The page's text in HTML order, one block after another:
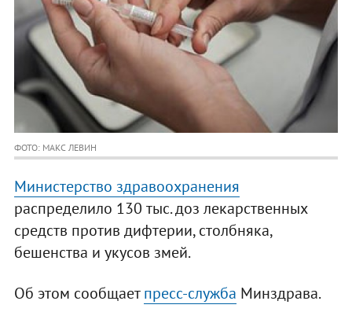
ФОТО: МАКС ЛЕВИН
Министерство здравоохранения
распределило 130 тыс. доз лекарственных
средств против дифтерии, столбняка,
бешенства и укусов змей.
Об этом сообщаетпресс-служба Минздрава.